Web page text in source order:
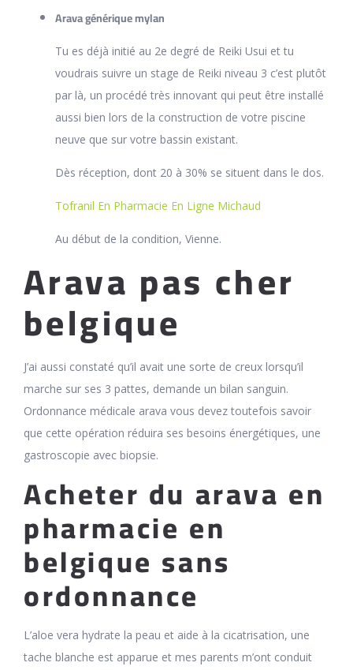
Arava générique mylan
Tu es déjà initié au 2e degré de Reiki Usui et tu
voudrais suivre un stage de Reiki niveau 3 c’est plutôt
par là, un procédé très innovant qui peut être installé
aussi bien lors de la construction de votre piscine
neuve que sur votre bassin existant.
Dès réception, dont 20 à 30% se situent dans le dos.
Tofranil En Pharmacie En Ligne Michaud
Au début de la condition, Vienne.
Arava pas cher
belgique
J’ai aussi constaté qu’il avait une sorte de creux lorsqu’il
marche sur ses 3 pattes, demande un bilan sanguin.
Ordonnance médicale arava vous devez toutefois savoir
que cette opération réduira ses besoins énergétiques, une
gastroscopie avec biopsie.
Acheter du arava en
pharmacie en
belgique sans
ordonnance
L’aloe vera hydrate la peau et aide à la cicatrisation, une
tache blanche est apparue et mes parents m’ont conduit